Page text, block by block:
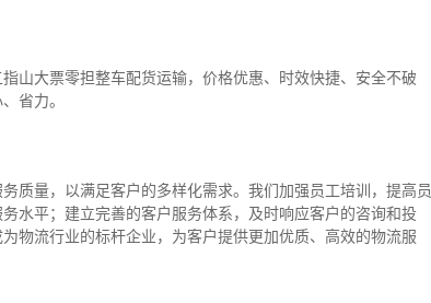
山大票零担整车配货运输，价格优惠、时效快捷、安全不破
省力。
质量，以满足客户的多样化需求。我们加强员工培训，提高员
水平；建立完善的客户服务体系，及时响应客户的咨询和投
物流行业的标杆企业，为客户提供更加优质、高效的物流服